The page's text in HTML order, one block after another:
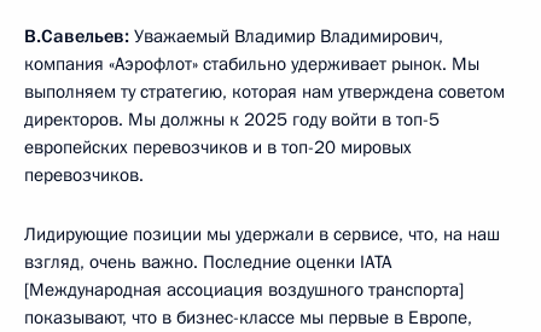
В.Савельев: Уважаемый Владимир Владимирович,
компания «Аэрофлот» стабильно удерживает рынок. Мы
выполняем ту стратегию, которая нам утверждена советом
директоров. Мы должны к 2025 году войти в топ-5
европейских перевозчиков и в топ-20 мировых
перевозчиков.
Лидирующие позиции мы удержали в сервисе, что, на наш
взгляд, очень важно. Последние оценки IATA
[Международная ассоциация воздушного транспорта]
показывают, что в бизнес-классе мы первые в Европе,